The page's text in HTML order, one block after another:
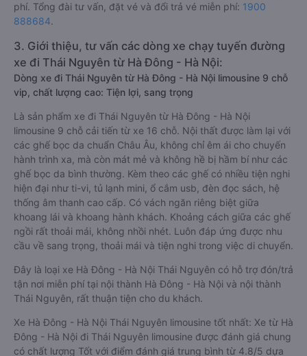
phí. Tổng đài tư vấn, đặt vé và đổi trả vé miễn phí: 1900
888684.
3. Giới thiệu, tư vấn các dòng xe chạy tuyến đường
xe đi Thái Nguyên từ Hà Đông - Hà Nội:
Dòng xe đi Thái Nguyên từ Hà Đông - Hà Nội limousine 9 chỗ
vip, chất lượng cao: Tiện lợi, sang trọng
Là sản phẩm xe đi Thái Nguyên từ Hà Đông - Hà Nội
limousine 9 chỗ cải tiến từ xe 16 chỗ. Nội thất được làm lại với
các ghế bọc da chuẩn Châu Âu, không chỉ êm ái cho chuyến
hành trình xa, mà còn mát mẻ và không hề bị hầm bí như các
ghế bọc da bình thường. Kèm theo các ghế có nhiều tiện nghi
hiện đại như ti-vi, tủ lạnh mini, ổ cắm usb, đèn đọc sách, hệ
thống âm thanh cao cấp. Có vách ngăn riêng biệt giữa
khoang lái và khoang hành khách. Khoảng cách giữa các ghế
ngồi rất thoải mái, không nhồi nhét. Luôn đáp ứng được nhu
cầu về sang trọng, thoải mái và tiện nghi trong việc di chuyển.
Đây là loại xe Hà Đông - Hà Nội Thái Nguyên có hỗ trợ đón/trả
tận nơi miễn phí tại nội thành Hà Đông - Hà Nội và nội thành
Thái Nguyên, rất thuận tiện cho du khách.
Xe Hà Đông - Hà Nội Thái Nguyên limousine tốt nhất: Xe từ Hà
Đông - Hà Nội đi Thái Nguyên limousine được đánh giá chung
có chất lượng Tốt với điểm đánh giá trung bình từ 4.8/5 dựa